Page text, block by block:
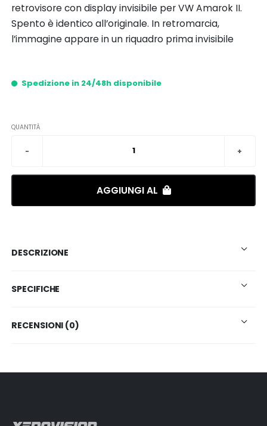
retrovisore con display invisibile per VW Amarok II.
Spento è identico all’originale. In retromarcia,
l’immagine appare in un riquadro prima invisibile
Spedizione in 24/48h disponibile
QUANTITÀ
AGGIUNGI AL
DESCRIZIONE
SPECIFICHE
RECENSIONI (0)